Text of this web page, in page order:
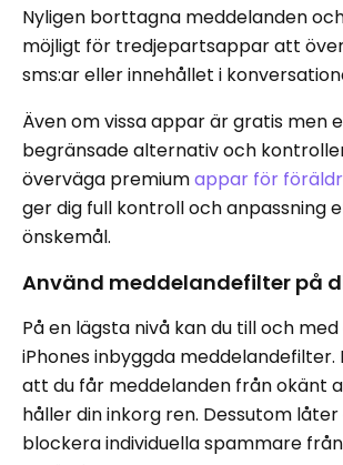
Nyligen borttagna meddelanden
möjligt för tredjepartsappar att
sms:ar eller innehållet i
Även om vissa appar är gratis men
begränsade alternativ och
överväga premiumappar för
ger dig full kontroll och anpassning
önskemål.
Använd meddelandefilter på
På en lägsta nivå kan du till och
iPhones inbyggda
att du får meddelanden från okänt
håller din inkorg ren. Dessutom
blockera individuella spammare